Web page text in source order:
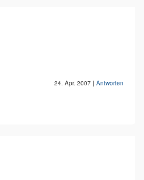
24. Apr. 2007 | Antworten